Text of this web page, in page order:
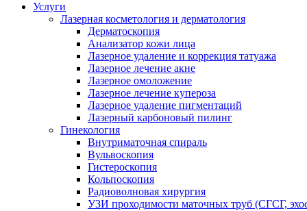
Услуги
Лазерная косметология и дерматология
Дерматоскопия
Анализатор кожи лица
Лазерное удаление и коррекция татуажа
Лазерное лечение акне
Лазерное омоложение
Лазерное лечение купероза
Лазерное удаление пигментаций
Лазерный карбоновый пилинг
Гинекология
Внутриматочная спираль
Вульвоскопия
Гистероскопия
Кольпоскопия
Радиоволновая хирургия
УЗИ проходимости маточных труб (СГСГ,